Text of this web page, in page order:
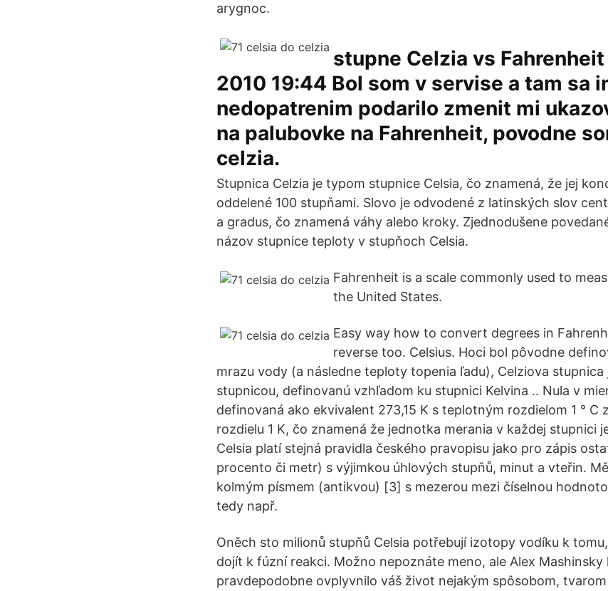
arygnoc.
stupne Celzia vs Fahrenheit
2010 19:44 Bol som v servise a tam sa
nedopatrenim podarilo zmenit mi
na palubovke na Fahrenheit, povodne
celzia.
Stupnica Celzia je typom stupnice Celsia, čo znamená, že jej
oddelené 100 stupňami. Slovo je odvodené z latinských slov
a gradus, čo znamená váhy alebo kroky. Zjednodušene
názov stupnice teploty v stupňoch Celsia.
Fahrenheit is a scale commonly used to
the United States.
Easy way how to convert degrees in
reverse too. Celsius. Hoci bol pôvodne
mrazu vody (a následne teploty topenia ľadu), Celziova
stupnicou, definovanú vzhľadom ku stupnici Kelvina .. Nula v
definovaná ako ekvivalent 273,15 K s teplotným rozdielom 1 ° C
rozdielu 1 K, čo znamená že jednotka merania v každej stupnici
Celsia platí stejná pravidla českého pravopisu jako pro zápis
procento či metr) s výjimkou úhlových stupňů, minut a vteřin.
kolmým písmem (antikvou) [3] s mezerou mezi číselnou
tedy např.
Oněch sto milionů stupňů Celsia potřebují izotopy vodíku k
dojít k fúzní reakci. Možno nepoznáte meno, ale Alex Mashinsky
pravdepodobne ovplyvnilo váš život nejakým spôsobom,